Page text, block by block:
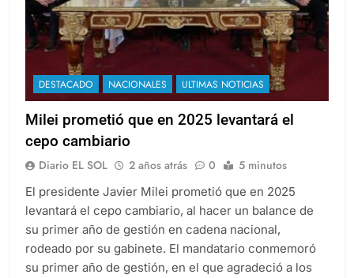
DESTACADO NACIONALES ULTIMAS NOTICIAS
Milei prometió que en 2025 levantará el
cepo cambiario
Diario EL SOL 2 años atrás 0 5 minutos
El presidente Javier Milei prometió que en 2025
levantará el cepo cambiario, al hacer un balance de
su primer año de gestión en cadena nacional,
rodeado por su gabinete. El mandatario conmemoró
su primer año de gestión, en el que agradeció a los